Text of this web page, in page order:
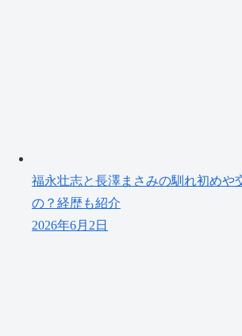
福永壮志と長澤まさみの馴れ初めや
の？経歴も紹介
2026年6月2日